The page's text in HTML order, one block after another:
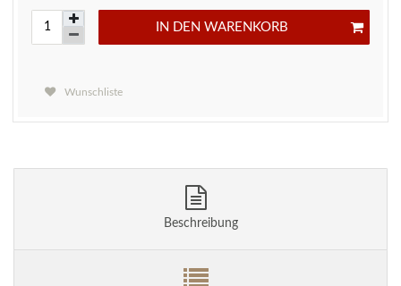
IN DEN WARENKORB
Wunschliste
Beschreibung